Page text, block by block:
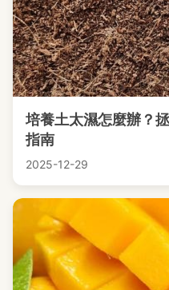
培養土太濕怎麼辦？
指南
2025-12-29